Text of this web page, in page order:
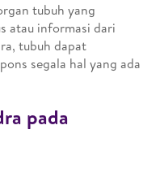
tubuh yang
atau informasi dari
tubuh dapat
segala hal yang ada
pada